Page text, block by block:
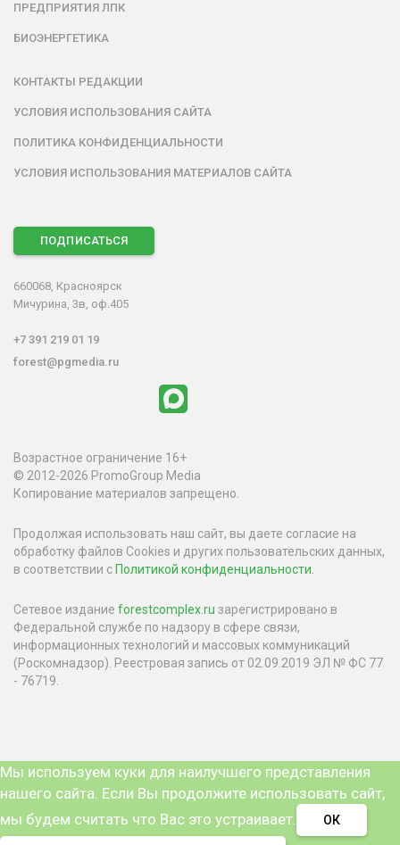
ПРЕДПРИЯТИЯ ЛПК
БИОЭНЕРГЕТИКА
КОНТАКТЫ РЕДАКЦИИ
УСЛОВИЯ ИСПОЛЬЗОВАНИЯ САЙТА
ПОЛИТИКА КОНФИДЕНЦИАЛЬНОСТИ
УСЛОВИЯ ИСПОЛЬЗОВАНИЯ МАТЕРИАЛОВ САЙТА
ПОДПИСАТЬСЯ
660068, Красноярск
Мичурина, 3в, оф.405
+7 391 219 01 19
forest@pgmedia.ru
Возрастное ограничение 16+
© 2012-2026 PromoGroup Media
Копирование материалов запрещено.
Продолжая использовать наш сайт, вы даете согласие на
обработку файлов Cookies и других пользовательских данных,
в соответствии сПолитикой конфиденциальности
Сетевое издание forestcomplex.ru зарегистрировано в
Федеральной службе по надзору в сфере связи,
информационных технологий и массовых коммуникаций
(Роскомнадзор). Реестровая запись от 02.09.2019 ЭЛ № ФС 77
- 76719.
Мы используем куки для наилучшего представления
нашего сайта. Если Вы продолжите использовать сайт,
мы будем считать что Вас это устраивает.
ОК